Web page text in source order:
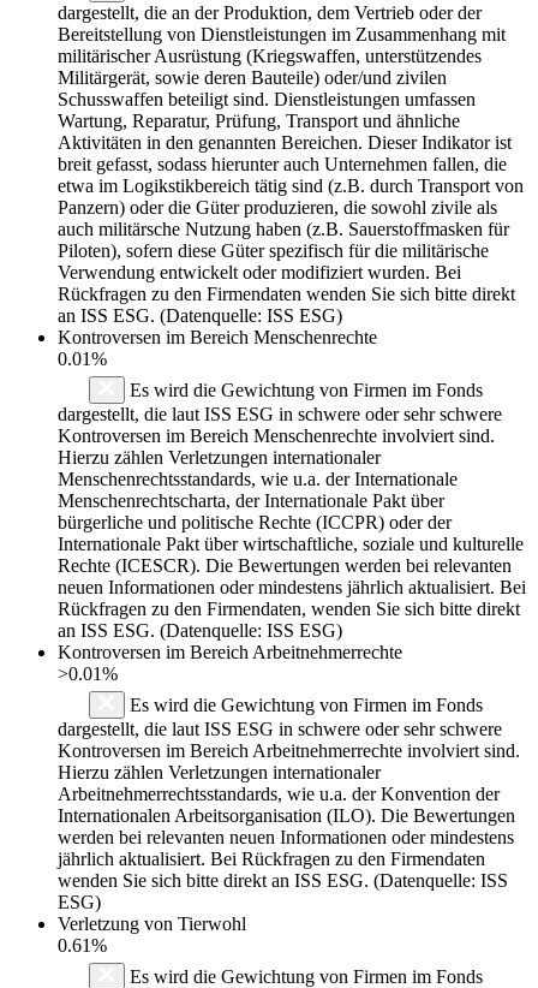
dargestellt, die an der Produktion, dem Vertrieb oder der
Bereitstellung von Dienstleistungen im Zusammenhang mit
militärischer Ausrüstung (Kriegswaffen, unterstützendes
Militärgerät, sowie deren Bauteile) oder/und zivilen
Schusswaffen beteiligt sind. Dienstleistungen umfassen
Wartung, Reparatur, Prüfung, Transport und ähnliche
Aktivitäten in den genannten Bereichen. Dieser Indikator ist
breit gefasst, sodass hierunter auch Unternehmen fallen, die
etwa im Logikstikbereich tätig sind (z.B. durch Transport von
Panzern) oder die Güter produzieren, die sowohl zivile als
auch militärsche Nutzung haben (z.B. Sauerstoffmasken für
Piloten), sofern diese Güter spezifisch für die militärische
Verwendung entwickelt oder modifiziert wurden. Bei
Rückfragen zu den Firmendaten wenden Sie sich bitte direkt
an ISS ESG. (Datenquelle: ISS ESG)
Kontroversen im Bereich Menschenrechte
0.01%
Es wird die Gewichtung von Firmen im Fonds
dargestellt, die laut ISS ESG in schwere oder sehr schwere
Kontroversen im Bereich Menschenrechte involviert sind.
Hierzu zählen Verletzungen internationaler
Menschenrechtsstandards, wie u.a. der Internationale
Menschenrechtscharta, der Internationale Pakt über
bürgerliche und politische Rechte (ICCPR) oder der
Internationale Pakt über wirtschaftliche, soziale und kulturelle
Rechte (ICESCR). Die Bewertungen werden bei relevanten
neuen Informationen oder mindestens jährlich aktualisiert. Bei
Rückfragen zu den Firmendaten, wenden Sie sich bitte direkt
an ISS ESG. (Datenquelle: ISS ESG)
Kontroversen im Bereich Arbeitnehmerrechte
>0.01%
Es wird die Gewichtung von Firmen im Fonds
dargestellt, die laut ISS ESG in schwere oder sehr schwere
Kontroversen im Bereich Arbeitnehmerrechte involviert sind.
Hierzu zählen Verletzungen internationaler
Arbeitnehmerrechtsstandards, wie u.a. der Konvention der
Internationalen Arbeitsorganisation (ILO). Die Bewertungen
werden bei relevanten neuen Informationen oder mindestens
jährlich aktualisiert. Bei Rückfragen zu den Firmendaten
wenden Sie sich bitte direkt an ISS ESG. (Datenquelle: ISS
ESG)
Verletzung von Tierwohl
0.61%
Es wird die Gewichtung von Firmen im Fonds